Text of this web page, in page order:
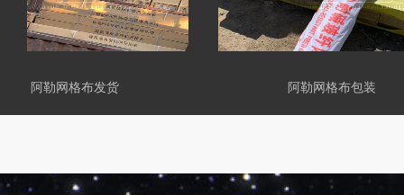
网格布发货 阿勒网格布包装